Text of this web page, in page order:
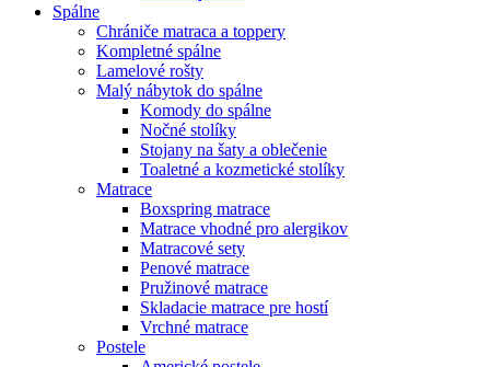
Spálne
Chrániče matraca a toppery
Kompletné spálne
Lamelové rošty
Malý nábytok do spálne
Komody do spálne
Nočné stolíky
Stojany na šaty a oblečenie
Toaletné a kozmetické stolíky
Matrace
Boxspring matrace
Matrace vhodné pro alergikov
Matracové sety
Penové matrace
Pružinové matrace
Skladacie matrace pre hostí
Vrchné matrace
Postele